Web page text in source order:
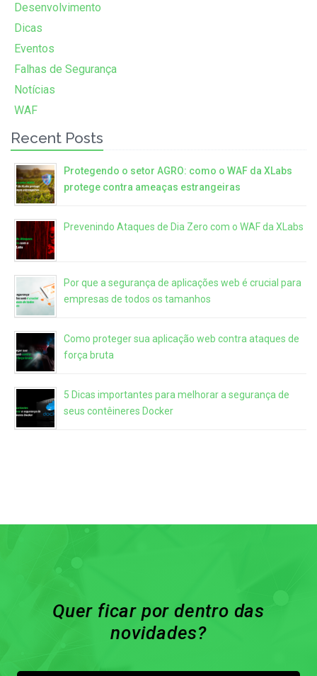
Desenvolvimento
Dicas
Eventos
Falhas de Segurança
Notícias
WAF
Recent Posts
Protegendo o setor AGRO: como o WAF da XLabs
protege contra ameaças estrangeiras
Prevenindo Ataques de Dia Zero com o WAF da XLabs
Por que a segurança de aplicações web é crucial para
empresas de todos os tamanhos
Como proteger sua aplicação web contra ataques de
força bruta
5 Dicas importantes para melhorar a segurança de
seus contêineres Docker
Quer ficar por dentro das
novidades?